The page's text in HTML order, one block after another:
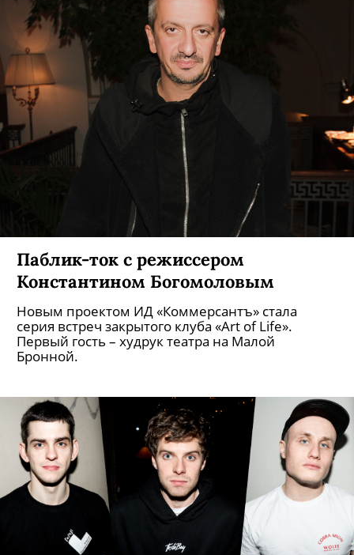
Паблик-ток с режиссером
Константином Богомоловым
Новым проектом ИД «Коммерсантъ» стала
серия встреч закрытого клуба «Art of Life».
Первый гость – худрук театра на Малой
Бронной.